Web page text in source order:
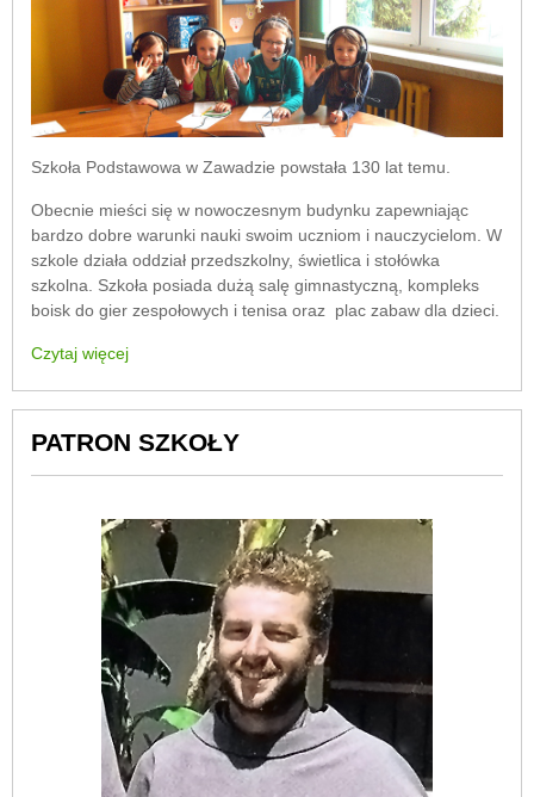
Szkoła Podstawowa w Zawadzie powstała 130 lat temu.
Obecnie mieści się w nowoczesnym budynku zapewniając
bardzo dobre warunki nauki swoim uczniom i nauczycielom. W
szkole działa oddział przedszkolny, świetlica i stołówka
szkolna. Szkoła posiada dużą salę gimnastyczną, kompleks
boisk do gier zespołowych i tenisa oraz plac zabaw dla dzieci.
Czytaj więcej
PATRON SZKOŁY